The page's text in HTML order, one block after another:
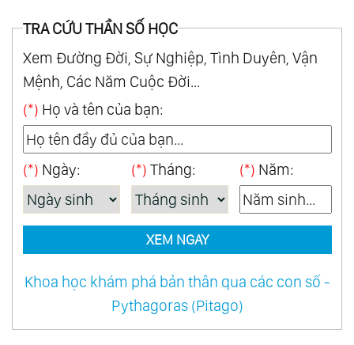
Đầu
28. Tam Nguyên: Ý Thức - Nhận Thức - Niềm Tin
29.Tam Nguyên: Thức Tỉnh Tế Bào
30. Tam Nguyên: Linh Hồn Ánh Sáng - Thân Thể
Ánh Sáng
31.Tam Nguyên: Sống Thiền - Bí Mật Trường Sinh
32.Tam Nguyên: Tình Yêu Của Nước
33.Tam Nguyên: Dòng Chảy Của Tình Yêu
34.Tam Nguyên: Thân-Tâm-Trí Hợp Nhất
35.Tam Nguyên: Giáo Dục Là Cốt Lõi
36.Tam Nguyên: Thiền
Trở Về Nhất Nguyên - Chạm Điểm Cân Bằng
38.Đại Đồng Thánh Đức
TRA CỨU THẦN SỐ HỌC
Xem Đường Đời, Sự Nghiệp, Tình Duyên, Vận
Mệnh, Các Năm Cuộc Đời...
(*) Họ và tên của bạn:
(*) Ngày: (*) Tháng: (*) Năm:
XEM NGAY
Khoa học khám phá bản thân qua các con số -
Pythagoras (Pitago)